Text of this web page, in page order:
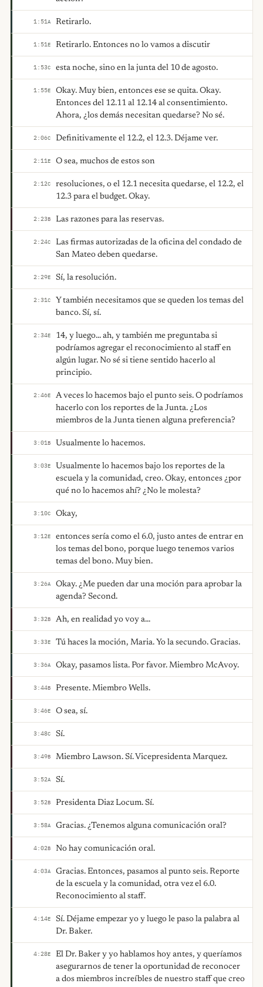
1:51A Retirarlo.
1:51E Retirarlo. Entonces no lo vamos a discutir
1:53C esta noche, sino en la junta del 10 de agosto.
1:55E
Okay. Muy bien, entonces ese se quita. Okay.
Entonces del 12.11 al 12.14 al consentimiento.
Ahora, ¿los demás necesitan quedarse? No sé.
2:06C Definitivamente el 12.2, el 12.3. Déjame ver.
2:11E O sea, muchos de estos son
2:12C
resoluciones, o el 12.1 necesita quedarse, el 12.2, el
12.3 para el budget. Okay.
2:23B Las razones para las reservas.
2:24C
Las firmas autorizadas de la oficina del condado de
San Mateo deben quedarse.
2:29E Sí, la resolución.
2:31C
Y también necesitamos que se queden los temas del
banco. Sí, sí.
2:34E
14, y luego... ah, y también me preguntaba si
podríamos agregar el reconocimiento al staff en
algún lugar. No sé si tiene sentido hacerlo al
principio.
2:46E
A veces lo hacemos bajo el punto seis. O podríamos
hacerlo con los reportes de la Junta. ¿Los
miembros de la Junta tienen alguna preferencia?
3:01B Usualmente lo hacemos.
3:03E
Usualmente lo hacemos bajo los reportes de la
escuela y la comunidad, creo. Okay, entonces ¿por
qué no lo hacemos ahí? ¿No le molesta?
3:10C Okay,
3:12E
entonces sería como el 6.0, justo antes de entrar en
los temas del bono, porque luego tenemos varios
temas del bono. Muy bien.
3:26A
Okay. ¿Me pueden dar una moción para aprobar la
agenda? Second.
3:32B Ah, en realidad yo voy a...
3:33E Tú haces la moción, Maria. Yo la secundo. Gracias.
3:36A Okay, pasamos lista. Por favor. Miembro McAvoy.
3:44B Presente. Miembro Wells.
3:46E O sea, sí.
3:48C Sí.
3:49B Miembro Lawson. Sí. Vicepresidenta Marquez.
3:52A Sí.
3:52B Presidenta Diaz Locum. Sí.
3:58A Gracias. ¿Tenemos alguna comunicación oral?
4:02B No hay comunicación oral.
4:03A
Gracias. Entonces, pasamos al punto seis. Reporte
de la escuela y la comunidad, otra vez el 6.0.
Reconocimiento al staff.
4:14E
Sí. Déjame empezar yo y luego le paso la palabra al
Dr. Baker.
4:28E
El Dr. Baker y yo hablamos hoy antes, y queríamos
asegurarnos de tener la oportunidad de reconocer
a dos miembros increíbles de nuestro staff que creo